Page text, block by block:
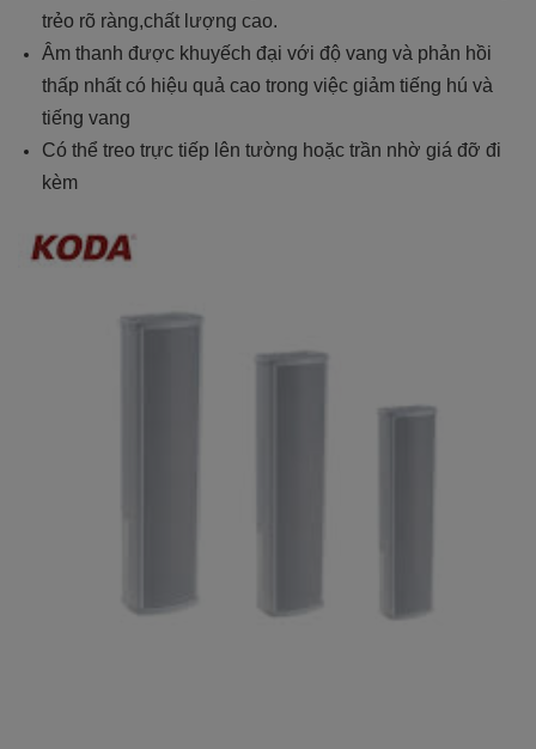
trẻo rõ ràng,chất lượng cao.
Âm thanh được khuyếch đại với độ vang và phản hồi
thấp nhất có hiệu quả cao trong việc giảm tiếng hú và
tiếng vang
Có thể treo trực tiếp lên tường hoặc trần nhờ giá đỡ đi
kèm